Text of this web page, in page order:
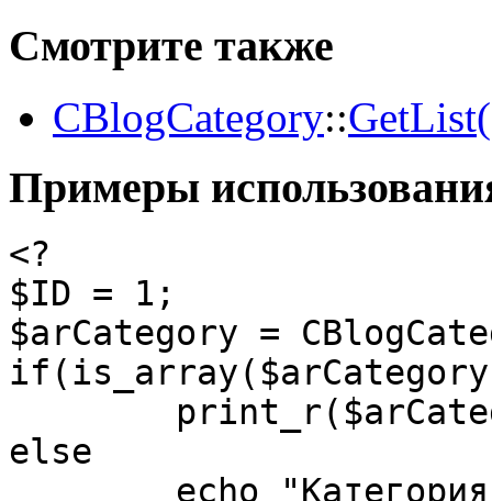
Смотрите также
CBlogCategory::
Примеры
<?
$ID = 1;
$arCategory =
else